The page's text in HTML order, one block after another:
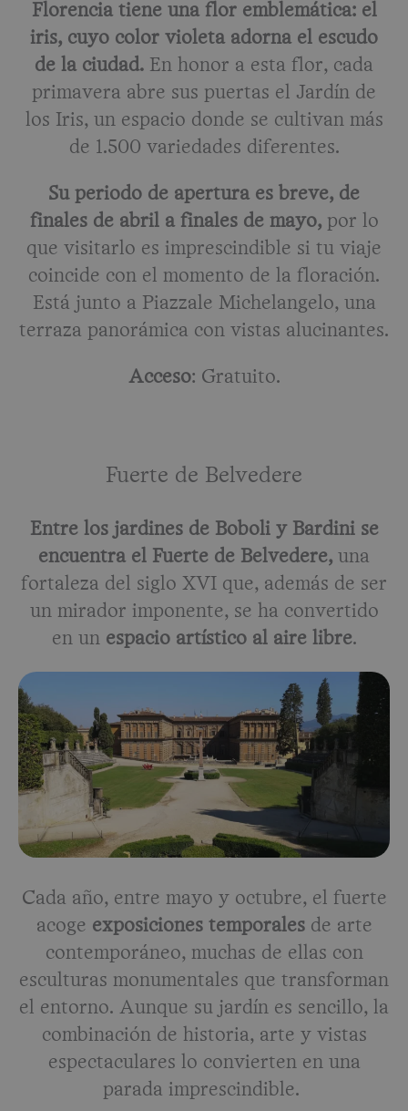
Florencia tiene una flor emblemática: el
iris, cuyo color violeta adorna el escudo
de la ciudad. En honor a esta flor, cada
primavera abre sus puertas el Jardín de
los Iris, un espacio donde se cultivan más
de 1.500 variedades diferentes.
Su periodo de apertura es breve, de
finales de abril a finales de mayo,por lo
que visitarlo es imprescindible si tu viaje
coincide con el momento de la floración.
Está junto a Piazzale Michelangelo, una
terraza panorámica con vistas alucinantes.
Acceso: Gratuito.
Fuerte de Belvedere
Entre los jardines de Boboli y Bardini se
encuentra el Fuerte de Belvedere, una
fortaleza del siglo XVI que, además de ser
un mirador imponente, se ha convertido
en un espacio artístico al aire libre.
Cada año, entre mayo y octubre, el fuerte
acoge exposiciones temporalesde arte
contemporáneo, muchas de ellas con
esculturas monumentales que transforman
el entorno. Aunque su jardín es sencillo, la
combinación de historia, arte y vistas
espectaculares lo convierten en una
parada imprescindible.